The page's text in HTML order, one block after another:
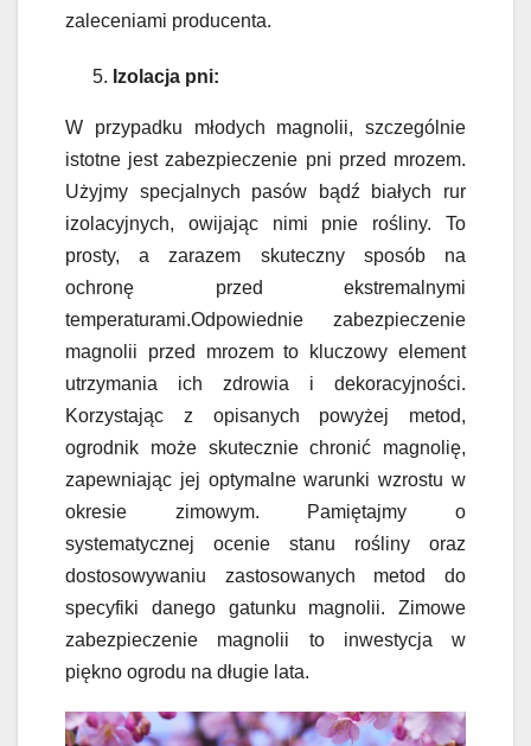
zaleceniami producenta.
Izolacja pni:
W przypadku młodych magnolii, szczególnie
istotne jest zabezpieczenie pni przed mrozem.
Użyjmy specjalnych pasów bądź białych rur
izolacyjnych, owijając nimi pnie rośliny. To
prosty, a zarazem skuteczny sposób na
ochronę przed ekstremalnymi
temperaturami.Odpowiednie zabezpieczenie
magnolii przed mrozem to kluczowy element
utrzymania ich zdrowia i dekoracyjności.
Korzystając z opisanych powyżej metod,
ogrodnik może skutecznie chronić magnolię,
zapewniając jej optymalne warunki wzrostu w
okresie zimowym. Pamiętajmy o
systematycznej ocenie stanu rośliny oraz
dostosowywaniu zastosowanych metod do
specyfiki danego gatunku magnolii. Zimowe
zabezpieczenie magnolii to inwestycja w
piękno ogrodu na długie lata.